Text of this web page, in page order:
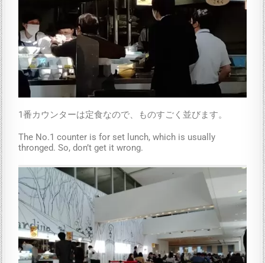
1番カウンターは定食なので、ものすごく並びます。
The No.1 counter is for set lunch, which is usually
thronged. So, don’t get it wrong.